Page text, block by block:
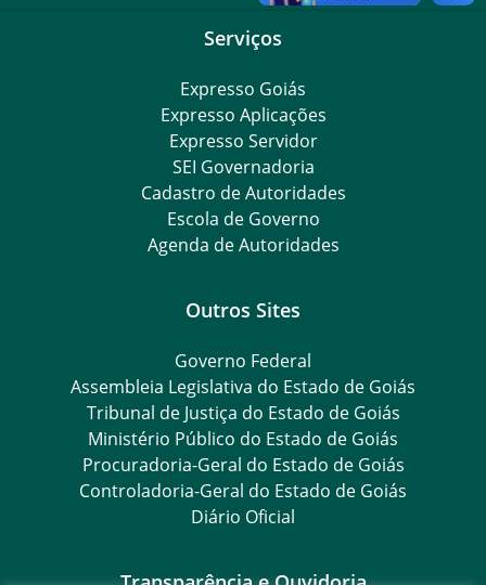
Serviços
Expresso Goiás
Expresso Aplicações
Expresso Servidor
SEI Governadoria
Cadastro de Autoridades
Escola de Governo
Agenda de Autoridades
Outros Sites
Governo Federal
Assembleia Legislativa do Estado de Goiás
Tribunal de Justiça do Estado de Goiás
Ministério Público do Estado de Goiás
Procuradoria-Geral do Estado de Goiás
Controladoria-Geral do Estado de Goiás
Diário Oficial